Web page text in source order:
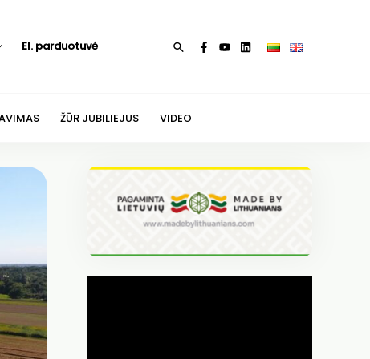
El. parduotuvė Paieška
ŽŪR JUBILIEJUS VIDEO